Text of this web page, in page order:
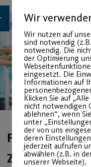
Frischer Wind
Zumba
Wir
Wir nutzen auf
sind notwendig
notwendig. Die
der Optimierung
eingesetzt. Die
Informationen auf
Klicken Sie auf
nicht notwendigen
ablehnen“, wenn
unter
der von uns
deren
jederzeit aufrufen
abwählen (z.B. in
unserer Webseite).